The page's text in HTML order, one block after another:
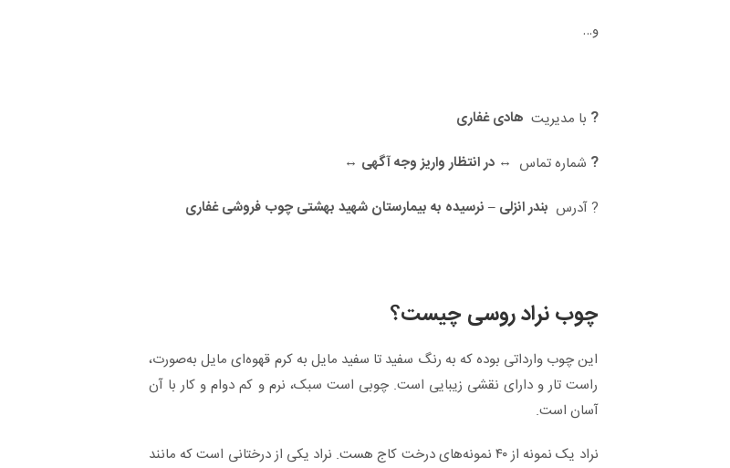
و…
? با مدیریت هادی غفاری
? شماره تماس ↔️ در انتظار واریز وجه آگهی ↔️
? آدرس بندر انزلی – نرسیده به بیمارستان شهید بهشتی چوب فروشی غفاری
چوب نراد روسی چیست؟
این چوب وارداتی بوده که به رنگ سفید تا سفید مایل به کرم قهوه‌ای مایل به‌صورت،
راست تار و دارای نقشی زیبایی است. چوبی است سبک، نرم و کم دوام و کار با آن
آسان است.
نراد یک نمونه از ۴۰ نمونه‌های درخت کاج هست. نراد یکی از درختانی است که مانند